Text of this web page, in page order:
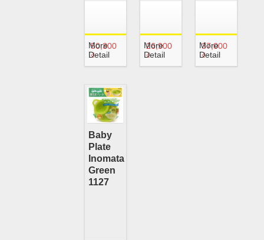
50,300
₫
More
Detail
26,900
₫
More
Detail
37,000
₫
More
Detail
Baby
Plate
Inomata
Green
1127